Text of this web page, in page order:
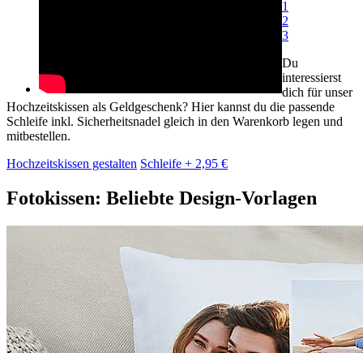
1
2
3
Du
interessierst
dich für unser
Hochzeitskissen als Geldgeschenk? Hier kannst du die passende
Schleife inkl. Sicherheitsnadel gleich in den Warenkorb legen und
mitbestellen.
Hochzeitskissen gestalten Schleife + 2,95 €
Fotokissen: Beliebte Design-Vorlagen